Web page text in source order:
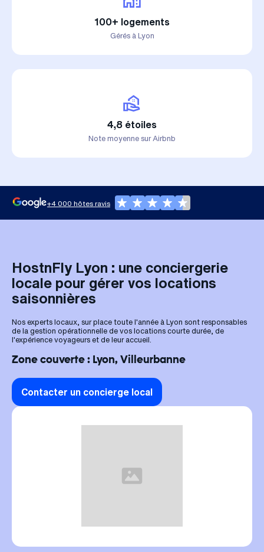
100+ logements
Gérés à Lyon
4,8 étoiles
Note moyenne sur Airbnb
+4 000 hôtes ravis
HostnFly Lyon : une conciergerie
locale pour gérer vos locations
saisonnières
Nos experts locaux, sur place toute l'année à Lyon sont responsables
de la gestion opérationnelle de vos locations courte durée, de
l'expérience voyageurs et de leur accueil.
Zone couverte : Lyon, Villeurbanne
Contacter un concierge local